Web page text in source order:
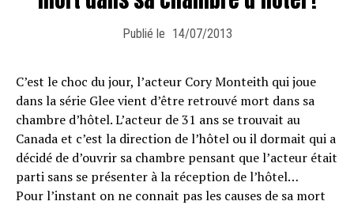
Publié le 14/07/2013
C’est le choc du jour, l’acteur Cory Monteith qui joue
dans la série Glee vient d’être retrouvé mort dans sa
chambre d’hôtel. L’acteur de 31 ans se trouvait au
Canada et c’est la direction de l’hôtel ou il dormait qui a
décidé de d’ouvrir sa chambre pensant que l’acteur était
parti sans se présenter à la réception de l’hôtel…
Pour l’instant on ne connait pas les causes de sa mort